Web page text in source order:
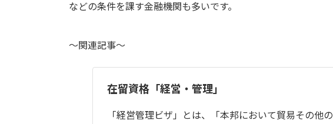
などの条件を課す金融機関も多いです。
～関連記事～
在留資格「経営・管理」
「経営管理ビザ」とは、「本邦において貿易その他の